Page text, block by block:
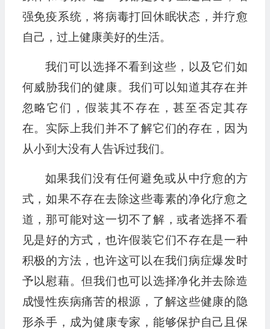
强免疫系统，将病毒打回休眠状态，并疗愈
自己，过上健康美好的生活。
我们可以选择不看到这些，以及它们如
何威胁我们的健康。我们可以知道其存在并
忽略它们，假装其不存在，甚至否定其存
在。实际上我们并不了解它们的存在，因为
从小到大没有人告诉过我们。
如果我们没有任何避免或从中疗愈的方
式，如果不存在去除这些毒素的净化疗愈之
道，那可能对这一切不了解，或者选择不看
见是好的方式，也许假装它们不存在是一种
积极的方法，也许这可以在我们病症爆发时
予以慰藉。但我们也可以选择净化并去除造
成慢性疾病痛苦的根源，了解这些健康的隐
形杀手，成为健康专家，能够保护自己且保